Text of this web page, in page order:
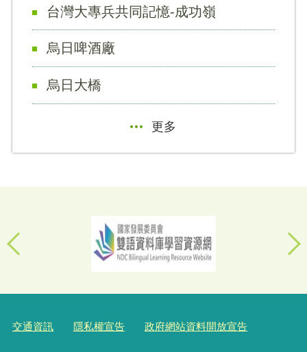
台灣大專兵共同記憶-成功嶺
烏日啤酒廠
烏日大橋
更多
交通資訊 隱私權宣告 政府網站資料開放宣告